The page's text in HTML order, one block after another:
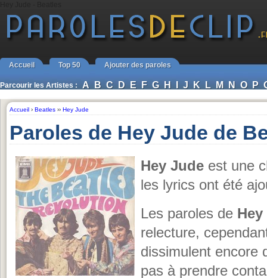
Accueil Top 50 Ajouter des paroles
Parcourir les Artistes : A B C D E F G H I J K L M N O P
Accueil › Beatles ›› Hey Jude
Paroles de Hey Jude de
Hey Jude est une
les lyrics ont été
Les paroles de
relecture,
dissimulent encore
pas à prendre